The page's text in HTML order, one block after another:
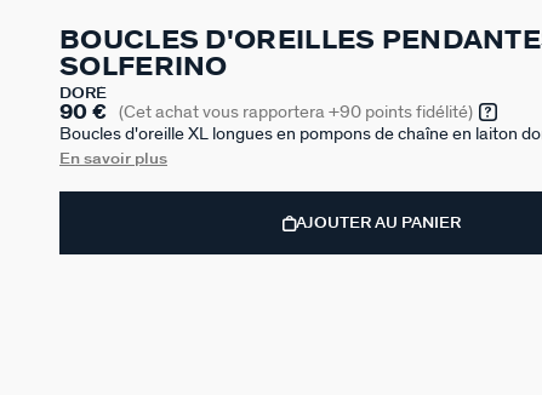
BOUCLES D'OREILLES
SOLFERINO
DORÉ
90 € (Cet achat vous rapportera +90 points fidélité)
Boucles d'oreille XL longues en pompons de chaîne en laiton
En savoir plus
AJOUTER AU PANIER